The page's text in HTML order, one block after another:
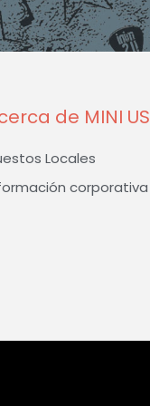
de MINI US
Locales
corporativa